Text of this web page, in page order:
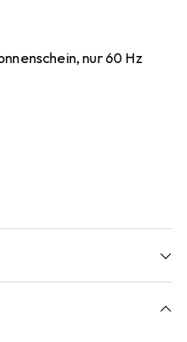
nur 60 Hz